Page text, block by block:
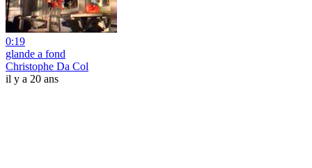
0:19
glande a fond
Christophe Da Col
il y a 20 ans